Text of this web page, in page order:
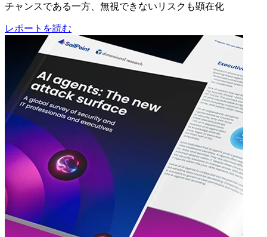
チャンスである一方、無視できないリスクも顕在化
レポートを読む